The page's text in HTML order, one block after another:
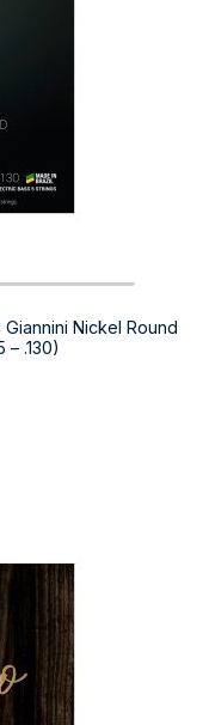
Nickel Round
– .130)